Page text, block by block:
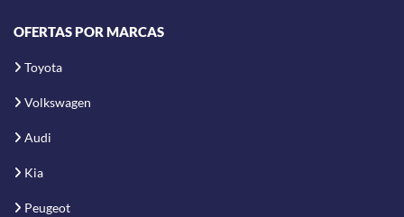
OFERTAS POR MARCAS
Toyota
Volkswagen
Audi
Kia
Peugeot